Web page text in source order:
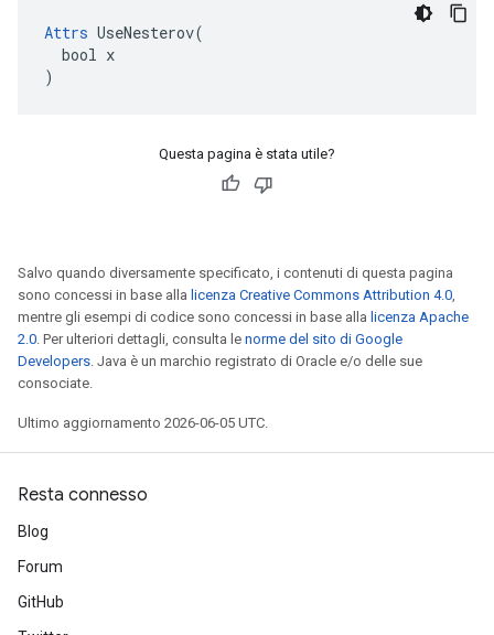
Attrs UseNesterov(
  bool x
)
Questa pagina è stata utile?
Salvo quando diversamente specificato, i contenuti di questa pagina
sono concessi in base alla licenza Creative Commons Attribution 4.0,
mentre gli esempi di codice sono concessi in base alla licenza Apache
2.0. Per ulteriori dettagli, consulta le norme del sito di Google
Developers. Java è un marchio registrato di Oracle e/o delle sue
consociate.
Ultimo aggiornamento 2026-06-05 UTC.
Resta connesso
Blog
Forum
GitHub